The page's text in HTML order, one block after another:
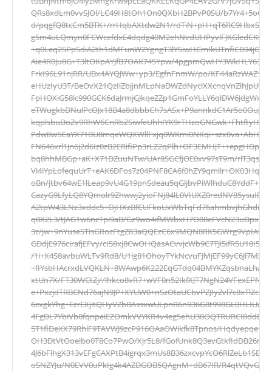
QRs8xdLm0vvSJOl/LC49H8tOh1On0QXbH2BPvP0SU/
d/pqgfQ8tcCm5BTK+/rrHqbAXtdw2N1/
Aie4R0ju8G+T3ltOKpAYJfB7OAK745Ypw/
FrkI96L91njRR/UBx4AYQJWw+yp3/EgfnFnmW/po/
eHUzIyU3T/
bq8hhMBGp+aK+X71DZuuNTw/UAr8SGCfJOE0xv97sT9m/
oBn/
q8X2L3/tJAG1w6nzTpi9aB/
3z/
GDdjE976cirafjEFvy/
/1i+X4S8avbuWLTv9Rd8/
+fIYsbHAcrxdLVQKLN+8WAwp6K222EqGTdq04BMYKZqsbnaLha9/
xtUn7X/FT30WCtZj//
5T1flDeXX79RhlF9TAVWJ9zcP916OAaOWikfk8Tpnos/
OH3DtVtOoelbo0T8Co7PwO/Xjr5L8/
oSNZYJu/N0EVV0uPkIg4k4AZDGOB5QAgnM+dB67IR/